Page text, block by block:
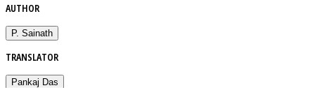
AUTHOR
P. Sainath
TRANSLATOR
Pankaj Das